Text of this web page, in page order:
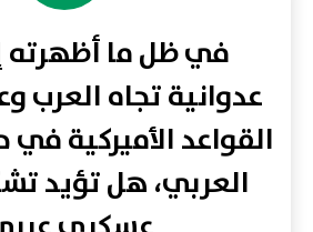
في ظل ما أظهرته
عدوانية تجاه العرب
القواعد الأميركية في
العربي، هل تؤيد